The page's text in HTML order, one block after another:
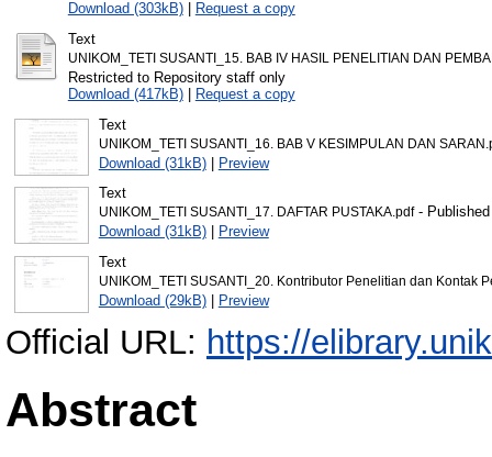
Download (303kB)|
Request a copy
Text
UNIKOM_TETI SUSANTI_15. BAB IV HASIL PENELITIAN DAN
Restricted to Repository staff only
Download (417kB)|
Request a copy
Text
UNIKOM_TETI SUSANTI_16. BAB V KESIMPULAN DAN
Download (31kB)| Preview
Text
UNIKOM_TETI SUSANTI_17. DAFTAR PUSTAKA.pdf- Published
Download (31kB)|
Preview
Text
UNIKOM_TETI SUSANTI_20. Kontributor Penelitian dan Kontak
Download (29kB)| Preview
Official URL: https://
Abstract